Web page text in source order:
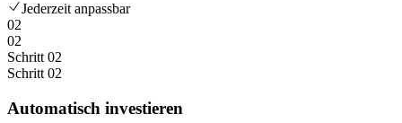
Jederzeit anpassbar
02
02
Schritt 02
Schritt 02
Automatisch investieren